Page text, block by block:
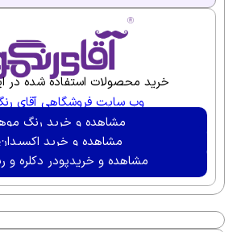
خرید محصولات استفاده شده در
وب سایت فروشگاهی آقای
مشاهده و خرید رنگ
مشاهده و خرید
مشاهده و خریدپودر دکلره و